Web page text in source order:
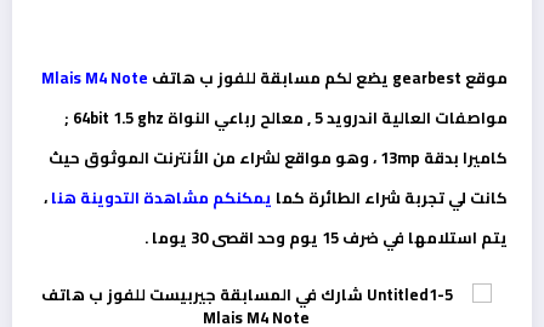
موقع gearbest يضع لكم مسابقة للفوز ب هاتف
Mlais M4 Note
مواصفات العالية اندرويد 5 , معالح رباعي النواة 64bit 1.5 ghz
;
كاميرا بدقة 13mp
، وهو مواقع لشراء من الأنترنت الموثوق حيث
كانت لي تجربة شراء الطائرة كما يمكنكم مشاهدة التدوينة هنا،
يتم استلامها في ضرف 15 يوم وحد اقصى 30 يوما .